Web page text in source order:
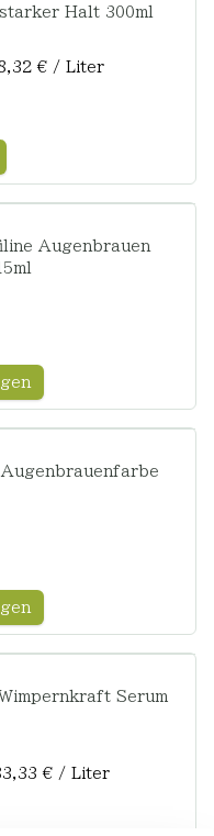
Halt 300ml
€ / Liter
Augenbrauen
Serum
€ / Liter